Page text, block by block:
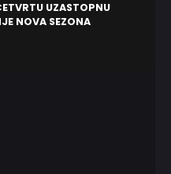
UZASTOPNU
NOVA SEZONA